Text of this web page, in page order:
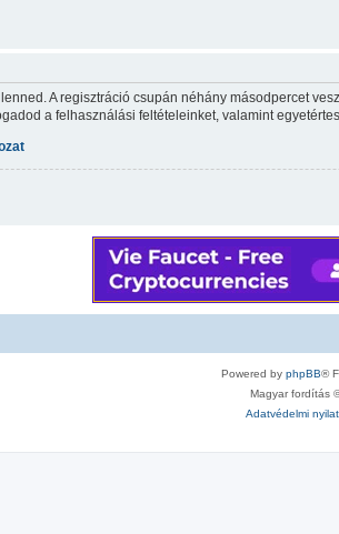
A regisztráció csupán néhány másodpercet
a felhasználási feltételeinket, valamint
Powered by phpBB®
Magyar fordítás
Adatvédelmi